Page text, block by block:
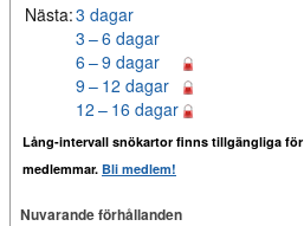
Nästa:3 dagar
3 – 6 dagar
6 – 9 dagar
9 – 12 dagar
12 – 16 dagar
Lång-intervall snökartor finns tillgängliga för
medlemmar. Bli medlem!
Nuvarande förhållanden